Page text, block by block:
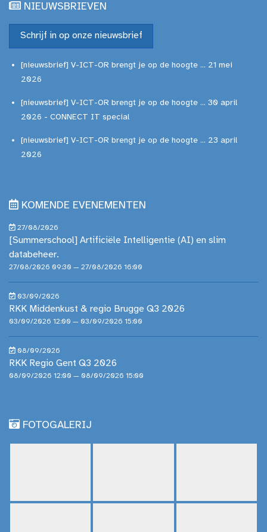
NIEUWSBRIEVEN
Schrijf in op onze nieuwsbrief
[nieuwsbrief] V-ICT-OR brengt je op de hoogte ... 21 mei
2026
[nieuwsbrief] V-ICT-OR brengt je op de hoogte ... 30 april
2026 - CONNECT IT special
[nieuwsbrief] V-ICT-OR brengt je op de hoogte ... 23 april
2026
KOMENDE EVENEMENTEN
27/08/2026
[Summerschool] Artificiële Intelligentie (AI) en slim
databeheer.
27/08/2026 09:30 — 27/08/2026 16:00
03/09/2026
RKK Middenkust & regio Brugge Q3 2026
03/09/2026 12:00 — 03/09/2026 15:00
08/09/2026
RKK Regio Gent Q3 2026
08/09/2026 12:00 — 08/09/2026 15:00
FOTOGALERIJ